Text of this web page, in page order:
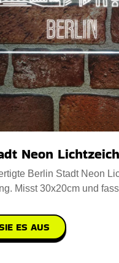
Neon
Berlin Stadt Neon
Misst 30x20cm und
ES AUS